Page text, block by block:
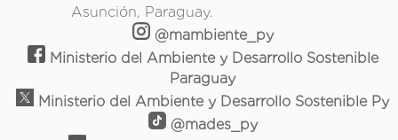
Asunción, Paraguay.
@mambiente_py
Ministerio del Ambiente y Desarrollo Sostenible
Paraguay
Ministerio del Ambiente y Desarrollo Sostenible Py
@mades_py